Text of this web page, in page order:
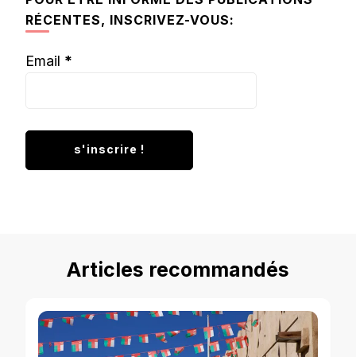
RÉCENTES, INSCRIVEZ-VOUS:
Email *
Articles recommandés